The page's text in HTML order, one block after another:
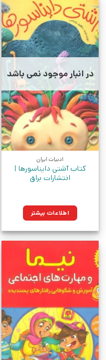
در انبار موجود نمی باشد
ادبیات ایران
کتاب آشتی دایناسورها |
انتشارات براق
اطلاعات بیشتر